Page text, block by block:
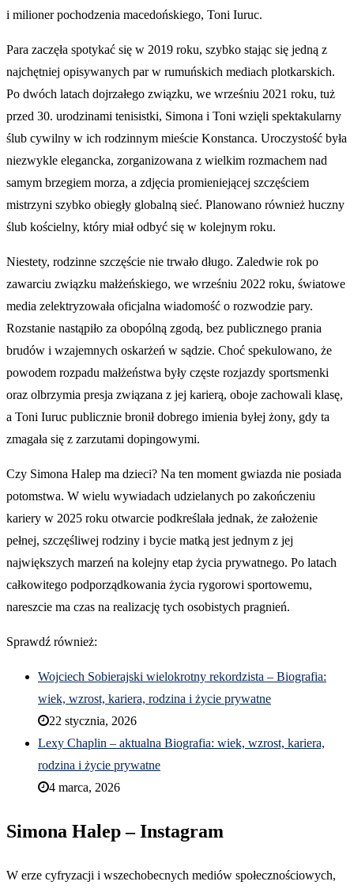
i milioner pochodzenia macedońskiego, Toni Iuruc.
Para zaczęła spotykać się w 2019 roku, szybko stając się jedną z
najchętniej opisywanych par w rumuńskich mediach plotkarskich.
Po dwóch latach dojrzałego związku, we wrześniu 2021 roku, tuż
przed 30. urodzinami tenisistki, Simona i Toni wzięli spektakularny
ślub cywilny w ich rodzinnym mieście Konstanca. Uroczystość była
niezwykle elegancka, zorganizowana z wielkim rozmachem nad
samym brzegiem morza, a zdjęcia promieniejącej szczęściem
mistrzyni szybko obiegły globalną sieć. Planowano również huczny
ślub kościelny, który miał odbyć się w kolejnym roku.
Niestety, rodzinne szczęście nie trwało długo. Zaledwie rok po
zawarciu związku małżeńskiego, we wrześniu 2022 roku, światowe
media zelektryzowała oficjalna wiadomość o rozwodzie pary.
Rozstanie nastąpiło za obopólną zgodą, bez publicznego prania
brudów i wzajemnych oskarżeń w sądzie. Choć spekulowano, że
powodem rozpadu małżeństwa były częste rozjazdy sportsmenki
oraz olbrzymia presja związana z jej karierą, oboje zachowali klasę,
a Toni Iuruc publicznie bronił dobrego imienia byłej żony, gdy ta
zmagała się z zarzutami dopingowymi.
Czy Simona Halep ma dzieci? Na ten moment gwiazda nie posiada
potomstwa. W wielu wywiadach udzielanych po zakończeniu
kariery w 2025 roku otwarcie podkreślała jednak, że założenie
pełnej, szczęśliwej rodziny i bycie matką jest jednym z jej
największych marzeń na kolejny etap życia prywatnego. Po latach
całkowitego podporządkowania życia rygorowi sportowemu,
nareszcie ma czas na realizację tych osobistych pragnień.
Sprawdź również:
Wojciech Sobierajski wielokrotny rekordzista – Biografia:
wiek, wzrost, kariera, rodzina i życie prywatne
22 stycznia, 2026
Lexy Chaplin – aktualna Biografia: wiek, wzrost, kariera,
rodzina i życie prywatne
4 marca, 2026
Simona Halep – Instagram
W erze cyfryzacji i wszechobecnych mediów społecznościowych,